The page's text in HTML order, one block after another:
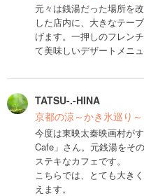
元々は銭湯だった場所を
した店内に、大きなテー
げます。一押しのフレン
て美味しいデザートメニ
TATSU-.-HINA
京都の涼～かき氷巡り～
今度は東映太秦映画村が
Cafe」さん。元銭湯をそ
ステキなカフェです。
こちらでは、とても大き
えます。